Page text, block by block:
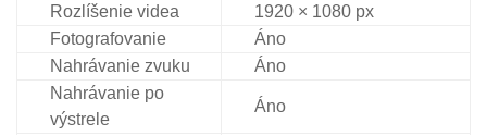
Rozlíšenie videa
1920 × 1080 px
Fotografovanie
Áno
Nahrávanie zvuku
Áno
Nahrávanie po
výstrele
Áno